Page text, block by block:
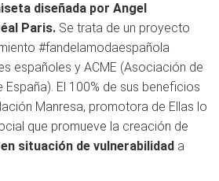
diseñada por Angel
Paris. Se trata de un proyecto
#fandelamodaespañola
españoles y ACME (Asociación de
El 100% de sus beneficios
Manresa, promotora de Ellas lo
que promueve la creación de
situación de vulnerabilidad a